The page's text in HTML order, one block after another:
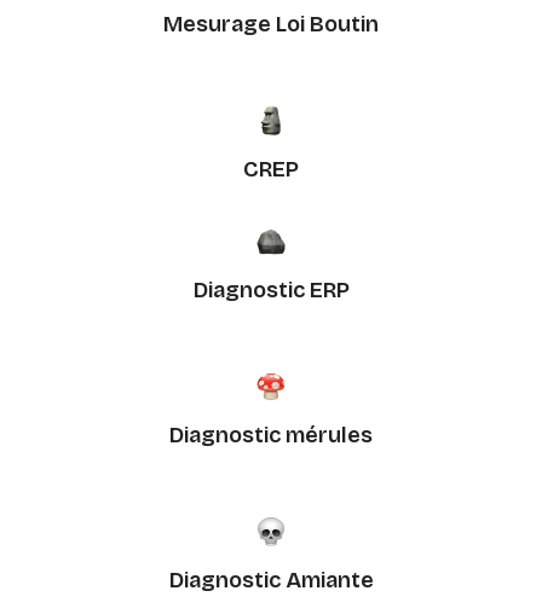
Mesurage Loi Boutin
CREP
Diagnostic ERP
Diagnostic mérules
Diagnostic Amiante